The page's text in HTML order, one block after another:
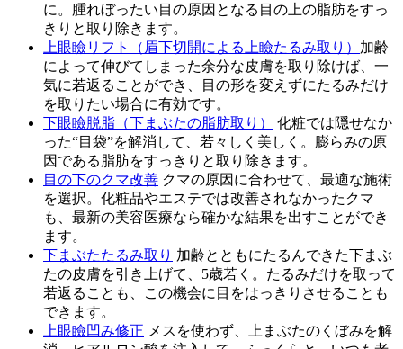
に。腫れぼったい目の原因となる目の上の脂肪をすっ
きりと取り除きます。
上眼瞼リフト（眉下切開による上瞼たるみ取り） 加齢
によって伸びてしまった余分な皮膚を取り除けば、一
気に若返ることができ、目の形を変えずにたるみだけ
を取りたい場合に有効です。
下眼瞼脱脂（下まぶたの脂肪取り）
化粧では隠せなか
った“目袋”を解消して、若々しく美しく。膨らみの原
因である脂肪をすっきりと取り除きます。
目の下のクマ改善 クマの原因に合わせて、最適な施術
を選択。化粧品やエステでは改善されなかったクマ
も、最新の美容医療なら確かな結果を出すことができ
ます。
下まぶたたるみ取り 加齢とともにたるんできた下まぶ
たの皮膚を引き上げて、5歳若く。たるみだけを取って
若返ることも、この機会に目をはっきりさせることも
できます。
上眼瞼凹み修正 メスを使わず、上まぶたのくぼみを解